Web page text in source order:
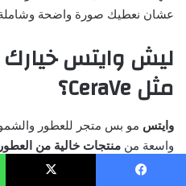
عشان نعطيك صورة واضحة
ليش وايتس خيارك
مثل CeraVe؟
وايتس مو بس متجر للعطور
واسعة من منتجات خالية من العطور
.